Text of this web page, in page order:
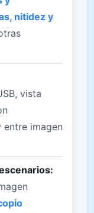
nitidez y
vista
entre imagen